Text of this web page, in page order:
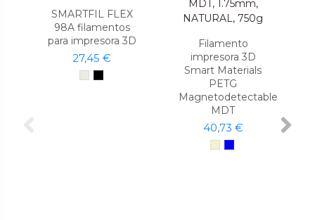
SMARTFIL FLEX
98A filamentos
para impresora 3D
27,45 €
Filamento
impresora 3D
Smart Materials
PETG
Magnetodetectable
MDT
40,73 €